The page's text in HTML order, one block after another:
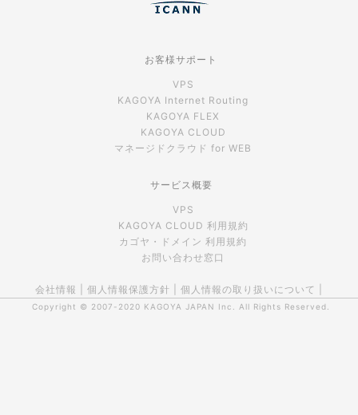
お客様サポート
VPS
KAGOYA Internet Routing
KAGOYA FLEX
KAGOYA CLOUD
マネージドクラウド for WEB
サービス概要
VPS
KAGOYA CLOUD 利用規約
カゴヤ・ドメイン 利用規約
お問い合わせ窓口
会社情報 個人情報保護方針 個人情報の取り扱いについて
Copyright © 2007-2020 KAGOYA JAPAN Inc. All Rights Reserved.